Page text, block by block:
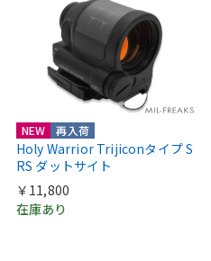
NEW 再入荷
Holy Warrior Trijiconタイプ S
RS ダットサイト
￥11,800
在庫あり